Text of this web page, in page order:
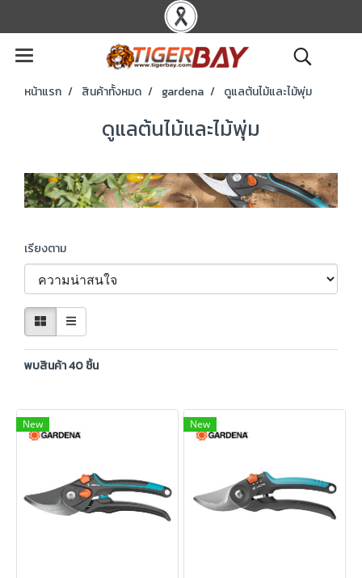
หน้าแรก สินค้าทั้งหมด gardena ดูแลต้นไม้และไม้พุ่ม
ดูแลต้นไม้และไม้พุ่ม
เรียงตาม
พบสินค้า 40 ชิ้น
New New